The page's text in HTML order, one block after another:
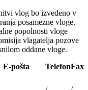
vlog bo izvedeno v
posamezne vloge.
popolnosti vloge
vlagatelja pozove
oddane vloge.
E-pošta TelefonFax